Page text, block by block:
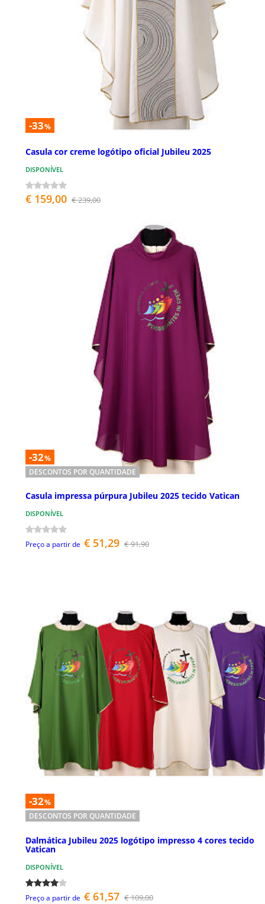
-33%
Casula cor creme logótipo oficial Jubileu 2025
DISPONÍVEL
€ 159,00 € 239,00
-32%
DESCONTOS POR QUANTIDADE
Casula impressa púrpura Jubileu 2025 tecido Vatican
DISPONÍVEL
Preço a partir de € 51,29 € 91,90
-32%
DESCONTOS POR QUANTIDADE
Dalmática Jubileu 2025 logótipo impresso 4 cores tecido
Vatican
DISPONÍVEL
Preço a partir de € 61,57 € 109,00